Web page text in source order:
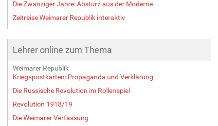
Die Zwanziger Jahre: Absturz aus der Moderne
Zeitreise Weimarer Republik interaktiv
Lehrer online zum Thema
Weimarer Republik
Kriegspostkarten: Propaganda und Verklärung
Die Russische Revolution im Rollenspiel
Revolution 1918/19
Die Weimarer Verfassung